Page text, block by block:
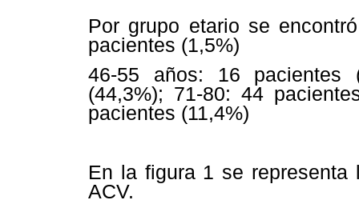
Por grupo etario se
pacientes (1,5%)
46-55 años: 16 pacientes
(44,3%); 71-80: 44
pacientes (11,4%)
En la figura 1 se
ACV.